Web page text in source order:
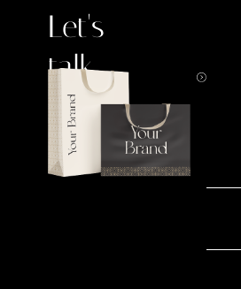
Let's
talk.